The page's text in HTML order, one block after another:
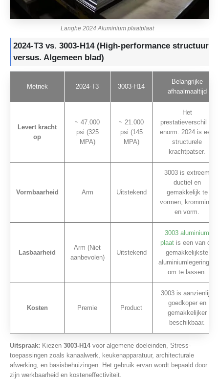
Langhe 2024 Aluminium plaatplaat
2024-T3 vs. 3003-H14 (High-performance structuur
versus. Algemeen blad)
Metriek 2024-T3 3003-H14
Belangrijke
afhaalmaaltijd
Levert kracht
op
~ 47.000
psi (325
MPA)
~ 21.000
psi (145
MPA)
Het
prestatieverschil is
enorm. 2024 is een
structurele
krachtpatser.
Vormbaarheid Arm Uitstekend
3003 is extreem
ductiel en
gemakkelijk te
vormen, kromming,
en vorm.
Lasbaarheid
Arm (Niet
aanbevolen)
Uitstekend
3003 aluminium
plaatis een van de
gemakkelijkste
aluminiumlegeringen
om te lassen.
Kosten Premie Product
3003 is aanzienlijk
goedkoper en
gemakkelijker
beschikbaar.
Uitspraak: Kiezen 3003-H14 voor algemene doeleinden, Stress-
toepassingen zoals kanaalwerk, keukenapparatuur, architecturale
afwerking, en basisbehuizingen. Het gebruik ervan wordt bepaald door
zijn werkbaarheid en kosteneffectiviteit.